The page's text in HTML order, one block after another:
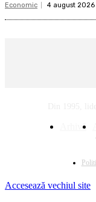
Economic 4 august 2026
Arhivă
Accesează vechiul site